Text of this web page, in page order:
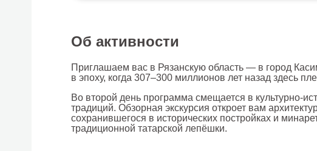
Об активности
Приглашаем вас в Рязанскую область — в город
в эпоху, когда 307–300 миллионов лет назад здесь
Во второй день программа смещается в культурно-
традиций. Обзорная экскурсия откроет вам
сохранившегося в исторических постройках и
традиционной татарской лепёшки.